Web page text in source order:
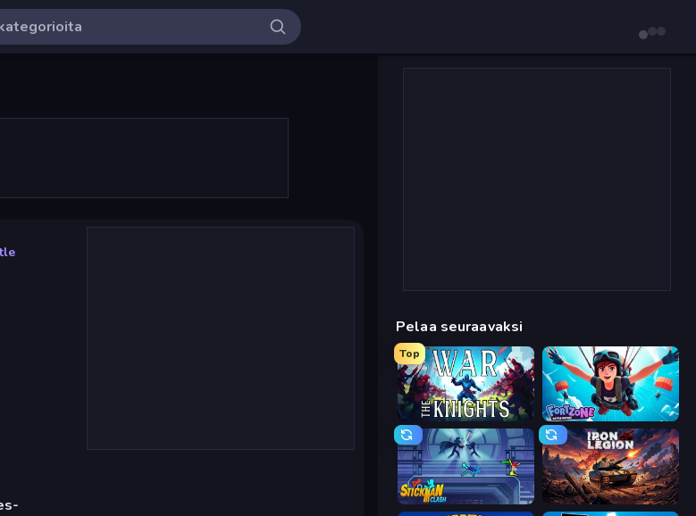
Pelaa seuraavaksi
Top
War the Knights Fortzone Battle Royale
Stickman Clash Iron Legion